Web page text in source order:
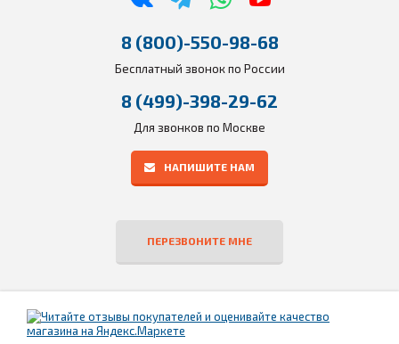
8 (800)-550-98-68
Бесплатный звонок по России
8 (499)-398-29-62
Для звонков по Москве
НАПИШИТЕ НАМ
ПЕРЕЗВОНИТЕ МНЕ